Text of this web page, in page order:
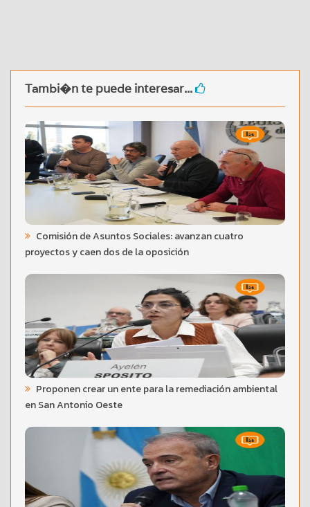
Tambi�n te puede interesar...
Comisión de Asuntos Sociales: avanzan cuatro
proyectos y caen dos de la oposición
Proponen crear un ente para la remediación ambiental
en San Antonio Oeste